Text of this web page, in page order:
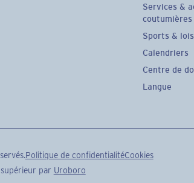
Services &
coutumières
Sports &
Calendriers
Centre de
Langue
Politique de confidentialitéCookies
supérieur par Uroboro